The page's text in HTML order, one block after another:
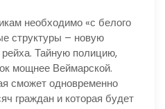
необходимо «с белого
структуры – новую
Тайную полицию,
мощнее Веймарской.
сможет одновременно
граждан и которая будет